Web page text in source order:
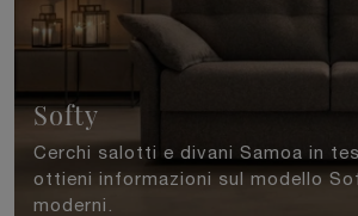
Softy
Cerchi salotti e divani Samoa in
ottieni informazioni sul modello
moderni.